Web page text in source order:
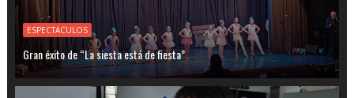
ESPECTACULOS
Gran éxito de “La siesta está de fiesta”